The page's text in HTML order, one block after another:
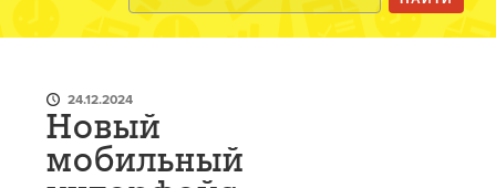
24.12.2024
Новый
мобильный